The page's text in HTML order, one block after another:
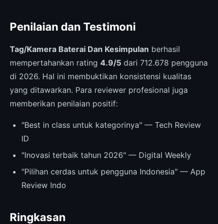
Penilaian dan Testimoni
Tag/Kamera Baterai Dan Kesimpulan berhasil
mempertahankan rating 4.9/5 dari 712.678 pengguna
di 2026. Hal ini membuktikan konsistensi kualitas
yang ditawarkan. Para reviewer profesional juga
memberikan penilaian positif:
"Best in class untuk kategorinya" — Tech Review
ID
"Inovasi terbaik tahun 2026" — Digital Weekly
"Pilihan cerdas untuk pengguna Indonesia" — App
Review Indo
Ringkasan